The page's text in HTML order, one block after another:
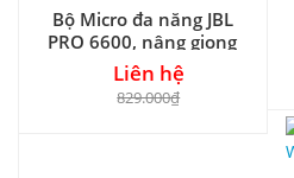
Bộ Micro đa năng JBL
PRO 6600, nâng giọng
và chống hú
Liên hệ
829.000₫